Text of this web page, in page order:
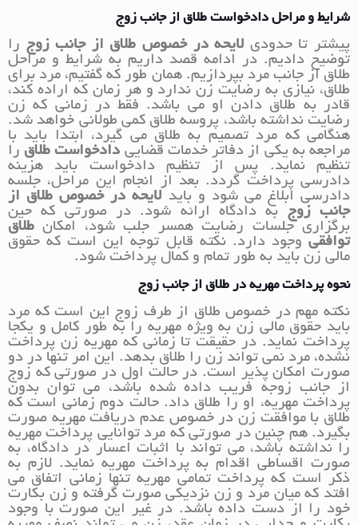
شرایط و مراحل دادخواست طلاق از جانب زوج
پیشتر تا حدودی لایحه در خصوص طلاق از جانب زوج را
توضیح دادیم. در ادامه قصد داریم به شرایط و مراحل
طلاق از جانب مرد بپردازیم. همان طور که گفتیم، مرد برای
طلاق، نیازی به رضایت زن ندارد و هر زمان که اراده کند،
قادر به طلاق دادن او می باشد. فقط در زمانی که زن
رضایت نداشته باشد، پروسه طلاق کمی طولانی خواهد شد.
هنگامی که مرد تصمیم به طلاق می گیرد، ابتدا باید با
مراجعه به یکی از دفاتر خدمات قضایی دادخواست طلاق را
تنظیم نماید. پس از تنظیم دادخواست باید هزینه
دادرسی پرداخت گردد. بعد از انجام این مراحل، جلسه
دادرسی ابلاغ می شود و باید لایحه در خصوص طلاق از
جانب زوج به دادگاه ارائه شود. در صورتی که حین
برگزاری جلسات رضایت همسر جلب شود، امکان طلاق
توافقی وجود دارد. نکته قابل توجه این است که حقوق
مالی زن باید به طور تمام و کمال پرداخت شود.
نحوه پرداخت مهریه در طلاق از جانب زوج
نکته مهم در خصوص طلاق از طرف زوج این است که مرد
باید حقوق مالی زن به ویژه مهریه را به طور کامل و یکجا
پرداخت نماید. در حقیقت تا زمانی که مهریه زن پرداخت
نشده، مرد نمی تواند زن را طلاق بدهد. این امر تنها در دو
صورت امکان پذیر است. در حالت اول در صورتی که زوج
از جانب زوجه فریب داده شده باشد، می توان بدون
پرداخت مهریه، او را طلاق داد. حالت دوم زمانی است که
طلاق با موافقت زن در خصوص عدم دریافت مهریه صورت
بگیرد. هم چنین در صورتی که مرد توانایی پرداخت مهریه
را نداشته باشد، می تواند با اثبات اعسار در دادگاه، به
صورت اقساطی اقدام به پرداخت مهریه نماید. لازم به
ذکر است که پرداخت تمامی مهریه تنها زمانی اتفاق می
افتد که میان مرد و زن نزدیکی صورت گرفته و زن بکارت
خود را از دست داده باشد. در غیر این صورت با وجود